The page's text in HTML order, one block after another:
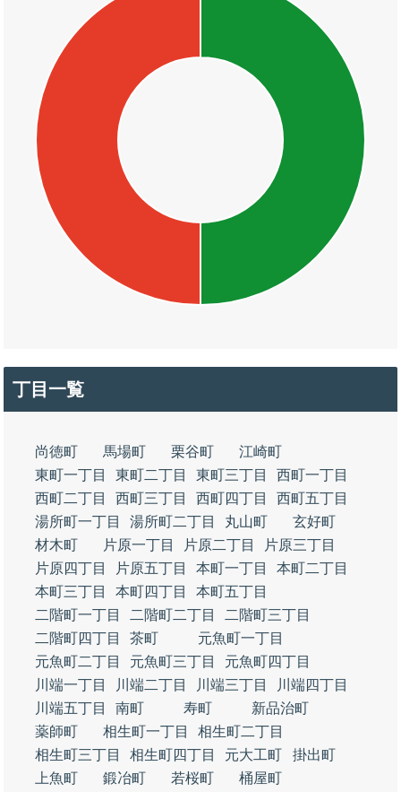
丁目一覧
尚徳町 馬場町 栗谷町
江崎町
東町一丁目
東町二丁目 東町三丁目
西町一丁目
西町二丁目
西町三丁目 西町四丁目
西町五丁目
湯所町一丁目
湯所町二丁目 丸山町
玄好町
材木町
片原一丁目 片原二丁目
片原三丁目
片原四丁目
片原五丁目 本町一丁目
本町二丁目
本町三丁目
本町四丁目
本町五丁目
二階町一丁目
二階町二丁目
二階町三丁目
二階町四丁目
茶町
元魚町一丁目
元魚町二丁目
元魚町三丁目
元魚町四丁目
川端一丁目
川端二丁目 川端三丁目
川端四丁目
川端五丁目
南町 寿町
新品治町
薬師町
相生町一丁目
相生町二丁目
相生町三丁目
相生町四丁目 元大工町
掛出町
上魚町
鍛冶町 若桜町
桶屋町